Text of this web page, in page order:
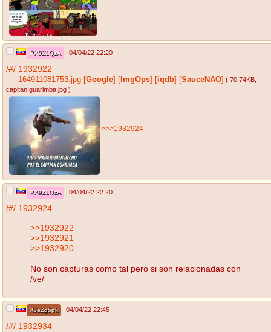
PX9Z1QzA 04/04/22 22:20
/#/ 1932922
164911081753.jpg Google ImgOps iqdb SauceNAO ( 70.74KB
capitan guarimba.jpg )
>>>1932924
PX9Z1QzA 04/04/22 22:20
/#/ 1932924
>>1932922
>>1932921
>>1932920
No son capturas como tal pero si son relacionadas con
/ve/
XJeZg5pk 04/04/22 22:45
/#/ 1932934